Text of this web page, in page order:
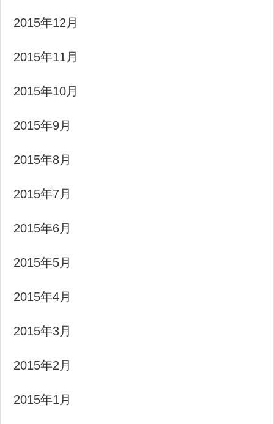
2015年12月
2015年11月
2015年10月
2015年9月
2015年8月
2015年7月
2015年6月
2015年5月
2015年4月
2015年3月
2015年2月
2015年1月